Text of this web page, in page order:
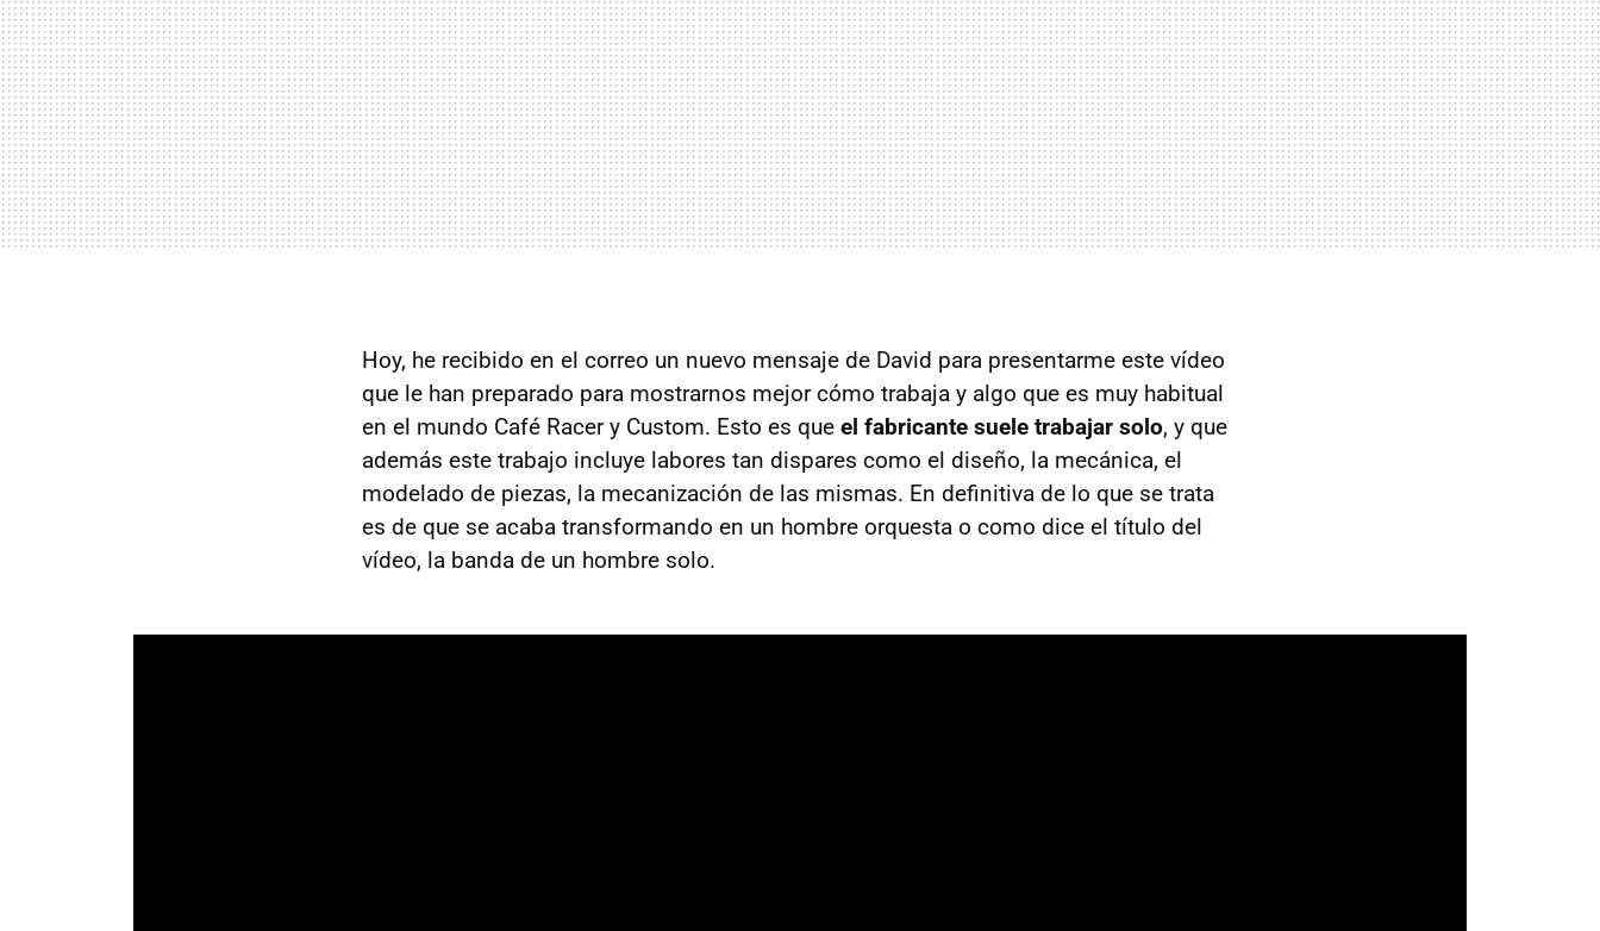
Hoy, he recibido en el correo un nuevo mensaje de David para presentarme este vídeo
que le han preparado para mostrarnos mejor cómo trabaja y algo que es muy habitual
en el mundo Café Racer y Custom. Esto es que el fabricante suele trabajar solo, y que
además este trabajo incluye labores tan dispares como el diseño, la mecánica, el
modelado de piezas, la mecanización de las mismas. En definitiva de lo que se trata
es de que se acaba transformando en un hombre orquesta o como dice el título del
vídeo, la banda de un hombre solo.